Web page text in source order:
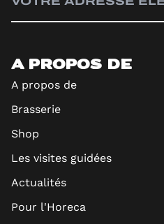
A PROPOS DE
A propos de
Brasserie
Shop
Les visites guidées
Actualités
Pour l'Horeca